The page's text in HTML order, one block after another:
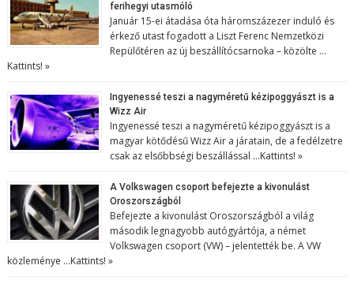
ferihegyi utasmóló
Január 15-ei átadása óta háromszázezer induló és
érkező utast fogadott a Liszt Ferenc Nemzetközi
Repülőtéren az új beszállítócsarnoka – közölte …
Kattints! »
Ingyenessé teszi a nagyméretű kézipoggyászt is a
Wizz Air
Ingyenessé teszi a nagyméretű kézipoggyászt is a
magyar kötődésű Wizz Air a járatain, de a fedélzetre
csak az elsőbbségi beszállással …Kattints! »
A Volkswagen csoport befejezte a kivonulást
Oroszországból
Befejezte a kivonulást Oroszországból a világ
második legnagyobb autógyártója, a német
Volkswagen csoport (VW) – jelentették be. A VW
közleménye …Kattints! »